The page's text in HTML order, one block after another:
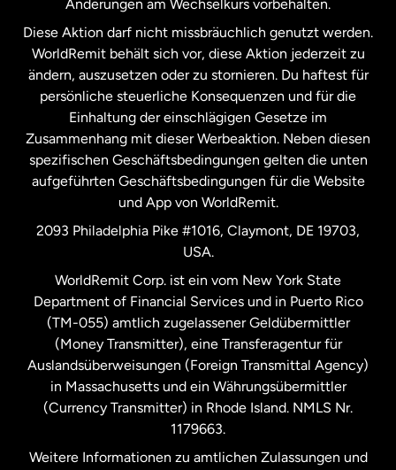
Niederlande
Schweden
Spanien
Vereinigte Staaten English
Vereinigte Staaten
Vereinigtes Königreich
Änderungen am Wechselkurs vorbehalten.
Diese Aktion darf nicht missbräuchlich genutzt werden.
WorldRemit behält sich vor, diese Aktion jederzeit zu
ändern, auszusetzen oder zu stornieren. Du haftest für
persönliche steuerliche Konsequenzen und für die
Einhaltung der einschlägigen Gesetze im
Zusammenhang mit dieser Werbeaktion. Neben diesen
spezifischen Geschäftsbedingungen gelten die unten
aufgeführten Geschäftsbedingungen für die Website
und App von WorldRemit.
2093 Philadelphia Pike #1016, Claymont, DE 19703,
USA.
WorldRemit Corp. ist ein vom New York State
Department of Financial Services und in Puerto Rico
(TM-055) amtlich zugelassener Geldübermittler
(Money Transmitter), eine Transferagentur für
Auslandsüberweisungen (Foreign Transmittal Agency)
in Massachusetts und ein Währungsübermittler
(Currency Transmitter) in Rhode Island. NMLS Nr.
1179663.
Weitere Informationen zu amtlichen Zulassungen und